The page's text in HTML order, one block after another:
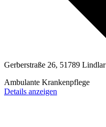
Gerberstraße 26, 51789 Lindlar
Ambulante Krankenpflege
Details anzeigen